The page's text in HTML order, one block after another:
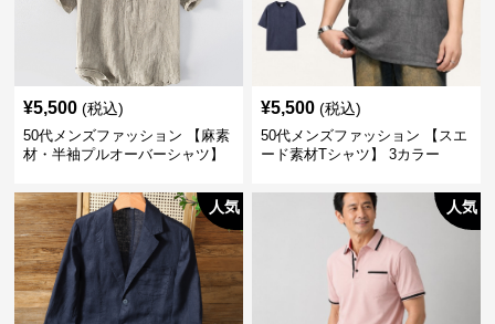
¥5,500 (税込)
50代メンズファッション 【麻素
材・半袖プルオーバーシャツ】
¥5,500 (税込)
50代メンズファッション 【スエ
ード素材Tシャツ】 3カラー
人気 人気